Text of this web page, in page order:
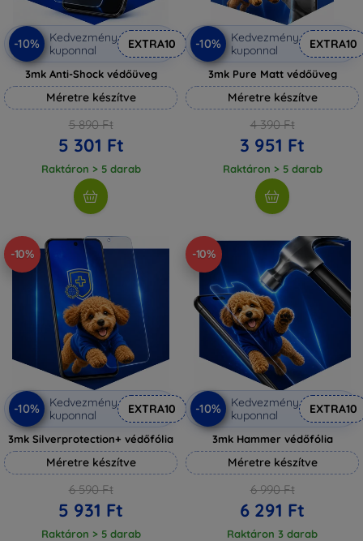
-10%
Kedvezmény
kuponnal
EXTRA10
3mk Anti-Shock védőüveg
Méretre készítve
5 890 Ft
5 301 Ft
Raktáron > 5 darab
-10%
Kedvezmény
kuponnal
EXTRA10
3mk Pure Matt védőüveg
Méretre készítve
4 390 Ft
3 951 Ft
Raktáron > 5 darab
-10%
-10%
Kedvezmény
kuponnal
EXTRA10
3mk Silverprotection+ védőfólia
Méretre készítve
6 590 Ft
5 931 Ft
Raktáron > 5 darab
-10%
-10%
Kedvezmény
kuponnal
EXTRA10
3mk Hammer védőfólia
Méretre készítve
6 990 Ft
6 291 Ft
Raktáron 3 darab